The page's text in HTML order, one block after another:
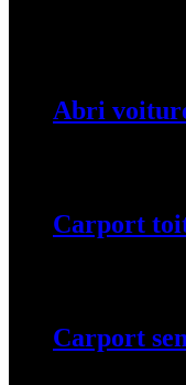
Abri
Carport
Carport